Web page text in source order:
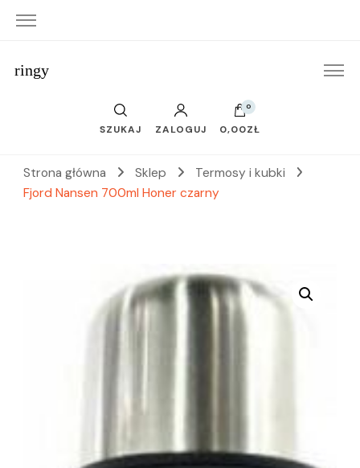
ringy
SZUKAJ ZALOGUJ
0
0,00ZŁ
Strona główna Sklep
Termosy i kubki
Fjord Nansen 700ml Honer czarny